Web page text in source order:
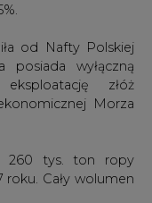
od Nafty Polskiej
posiada wyłączną
złóż
Morza
260 tys. ton ropy
Cały wolumen